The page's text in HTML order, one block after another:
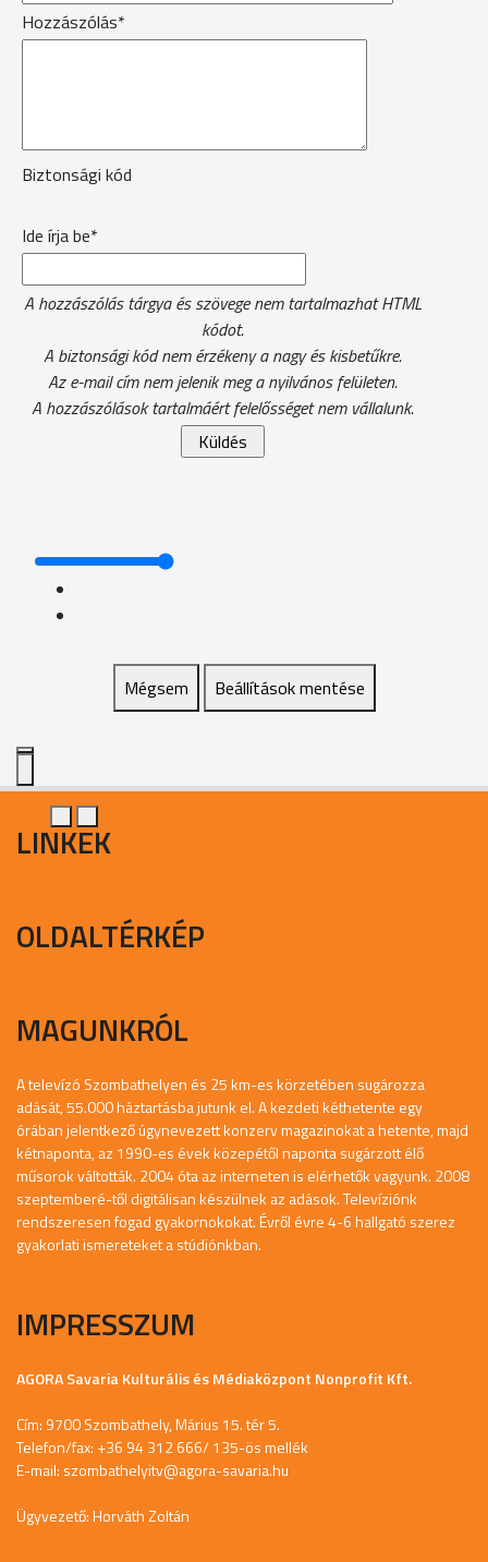
Hozzászólás*
Biztonsági kód
Ide írja be*
A hozzászólás tárgya és szövege nem tartalmazhat HTML
kódot.
A biztonsági kód nem érzékeny a nagy és kisbetűkre.
Az e-mail cím nem jelenik meg a nyilvános felületen.
A hozzászólások tartalmáért felelősséget nem vállalunk.
Mégsem Beállítások mentése
LINKEK
OLDALTÉRKÉP
MAGUNKRÓL
A televízó Szombathelyen és 25 km-es körzetében sugározza
adását, 55.000 háztartásba jutunk el. A kezdeti kéthetente egy
órában jelentkező úgynevezett konzerv magazinokat a hetente, majd
kétnaponta, az 1990-es évek közepétől naponta sugárzott élő
műsorok váltották. 2004 óta az interneten is elérhetők vagyunk. 2008
szeptemberé-től digitálisan készülnek az adások. Televíziónk
rendszeresen fogad gyakornokokat. Évről évre 4-6 hallgató szerez
gyakorlati ismereteket a stúdiónkban.
IMPRESSZUM
AGORA Savaria Kulturális és Médiaközpont Nonprofit Kft.
Cím: 9700 Szombathely, Márius 15. tér 5.
Telefon/fax: +36 94 312 666/ 135-ös mellék
E-mail: szombathelyitv@agora-savaria.hu
Ügyvezető: Horváth Zoltán